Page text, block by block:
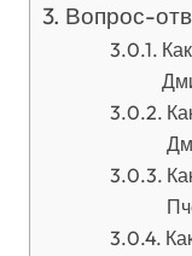
Вопрос-